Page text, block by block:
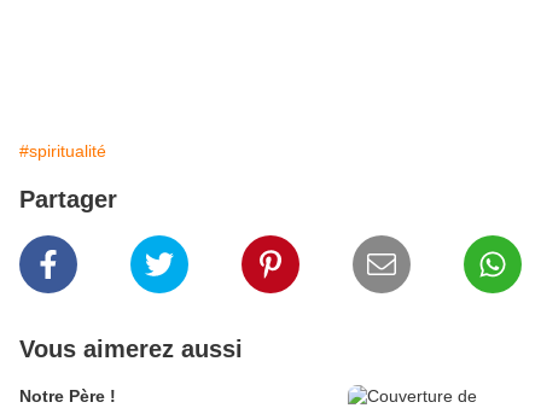
#spiritualité
Partager
Vous aimerez aussi
Notre Père !